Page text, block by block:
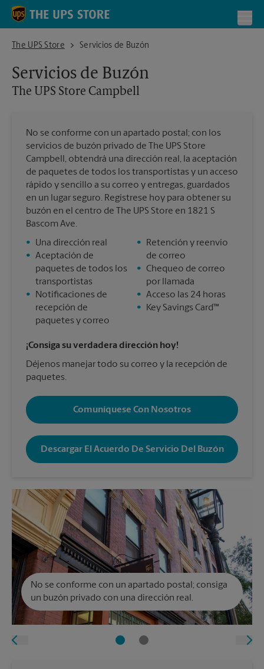
Skip to content
Return to Nav
The UPS Store
The UPS Store CampbellServicios de Buzón
Servicios de Buzón
The UPS Store Campbell
No se conforme con un apartado postal; con los
servicios de buzón privado de The UPS Store
Campbell, obtendrá una dirección real, la aceptación
de paquetes de todos los transportistas y un acceso
rápido y sencillo a su correo y entregas, guardados
en un lugar seguro. Regístrese hoy para obtener su
buzón en el centro de The UPS Store en 1821 S
Bascom Ave.
•
Una dirección real
• Aceptación de
paquetes de todos los
transportistas
•
Notificaciones de
recepción de
paquetes y correo
•
Retención y reenvío
de correo
• Chequeo de correo
por llamada
• Acceso las 24 horas
•
Key Savings Card™
¡Consiga su verdadera dirección hoy!
Déjenos manejar todo su correo y la recepción de
paquetes.
Comuníquese Con Nosotros
Descargar El Acuerdo De Servicio Del Buzón
No se conforme con un apartado postal; consiga
un buzón privado con una dirección real.